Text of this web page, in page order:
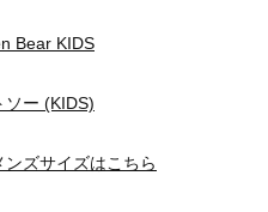
Bear KIDS
ソー (KIDS)
ンズサイズはこちら